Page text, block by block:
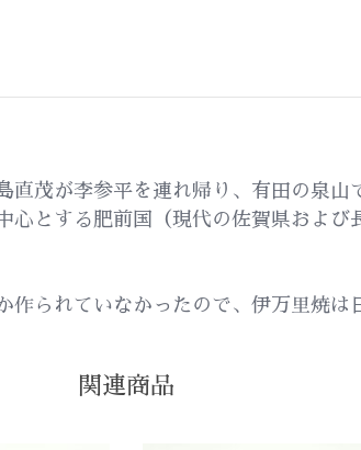
茂が李参平を連れ帰り、有田の泉山
とする肥前国（現代の佐賀県およ
られていなかったので、伊万里焼は
関連商品